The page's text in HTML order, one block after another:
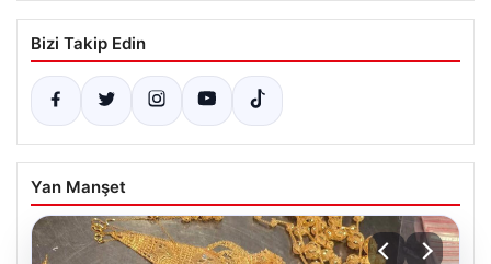
Bizi Takip Edin
Yan Manşet